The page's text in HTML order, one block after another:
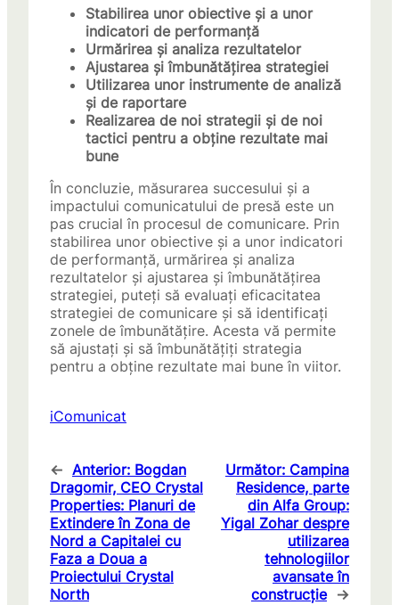
Stabilirea unor obiective și a unor
indicatori de performanță
Urmărirea și analiza rezultatelor
Ajustarea și îmbunătățirea strategiei
Utilizarea unor instrumente de analiză
și de raportare
Realizarea de noi strategii și de noi
tactici pentru a obține rezultate mai
bune
În concluzie, măsurarea succesului și a
impactului comunicatului de presă este un
pas crucial în procesul de comunicare. Prin
stabilirea unor obiective și a unor indicatori
de performanță, urmărirea și analiza
rezultatelor și ajustarea și îmbunătățirea
strategiei, puteți să evaluați eficacitatea
strategiei de comunicare și să identificați
zonele de îmbunătățire. Acesta vă permite
să ajustați și să îmbunătățiți strategia
pentru a obține rezultate mai bune în viitor.
iComunicat
← Anterior: Bogdan
Dragomir, CEO Crystal
Properties: Planuri de
Extindere în Zona de
Nord a Capitalei cu
Faza a Doua a
Proiectului Crystal
North
Următor: Campina
Residence, parte
din Alfa Group:
Yigal Zohar despre
utilizarea
tehnologiilor
avansate în
construcție →